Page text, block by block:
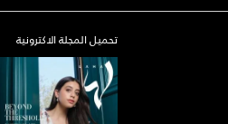
تحميل المجلة الاكترونية